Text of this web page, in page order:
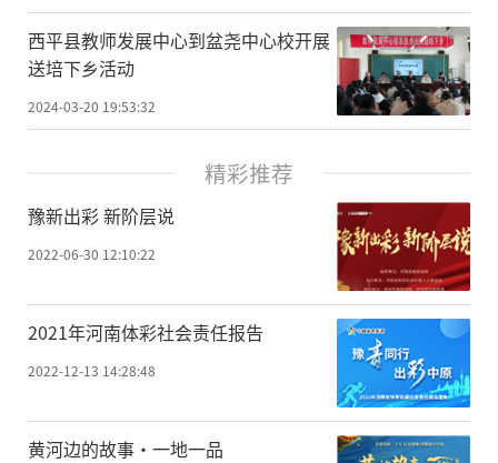
​西平县教师发展中心到盆尧中心校开展
送培下乡活动
2024-03-20 19:53:32
精彩推荐
豫新出彩 新阶层说
2022-06-30 12:10:22
2021年河南体彩社会责任报告
2022-12-13 14:28:48
黄河边的故事·一地一品